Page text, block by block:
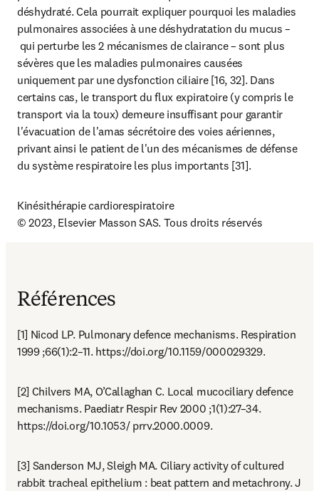
déshydraté. Cela pourrait expliquer pourquoi les maladies
pulmonaires associées à une déshydratation du mucus –
qui perturbe les 2 mécanismes de clairance – sont plus
sévères que les maladies pulmonaires causées
uniquement par une dysfonction ciliaire [16, 32]. Dans
certains cas, le transport du flux expiratoire (y compris le
transport via la toux) demeure insuffisant pour garantir
l'évacuation de l'amas sécrétoire des voies aériennes,
privant ainsi le patient de l'un des mécanismes de défense
du système respiratoire les plus importants [31].
Kinésithérapie cardiorespiratoire
© 2023, Elsevier Masson SAS. Tous droits réservés
Références
[1] Nicod LP. Pulmonary defence mechanisms. Respiration
1999 ;66(1):2–11. https://doi.org/10.1159/000029329.
[2] Chilvers MA, O’Callaghan C. Local mucociliary defence
mechanisms. Paediatr Respir Rev 2000 ;1(1):27–34.
https://doi.org/10.1053/ prrv.2000.0009.
[3] Sanderson MJ, Sleigh MA. Ciliary activity of cultured
rabbit tracheal epithelium : beat pattern and metachrony. J